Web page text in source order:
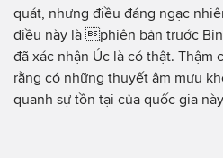
quát, nhưng điều đáng ngạc
điều này là phiên bản trước
đã xác nhận Úc là có thật. Thậm
rằng có những thuyết âm mưu
quanh sự tồn tại của quốc gia